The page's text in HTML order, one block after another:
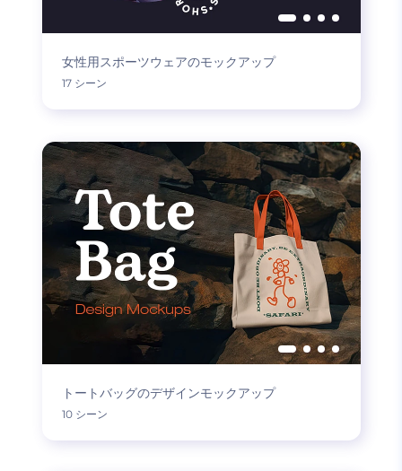
女性用スポーツウェアのモックアップ
17 シーン
トートバッグのデザインモックアップ
10 シーン